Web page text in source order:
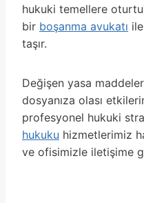
hukuki temellere
bir boşanma avukatı
taşır.
Değişen yasa
dosyanıza olası
profesyonel hukuki
hukuku hizmetlerimiz
ve ofisimizle iletişime